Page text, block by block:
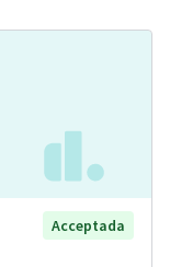
Acceptada